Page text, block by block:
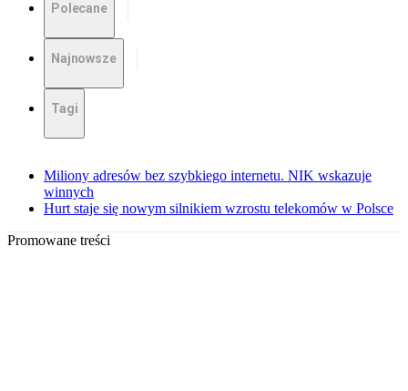
Polecane
Najnowsze
Tagi
Miliony adresów bez szybkiego internetu. NIK wskazuje
winnych
Hurt staje się nowym silnikiem wzrostu telekomów w Polsce
Promowane treści